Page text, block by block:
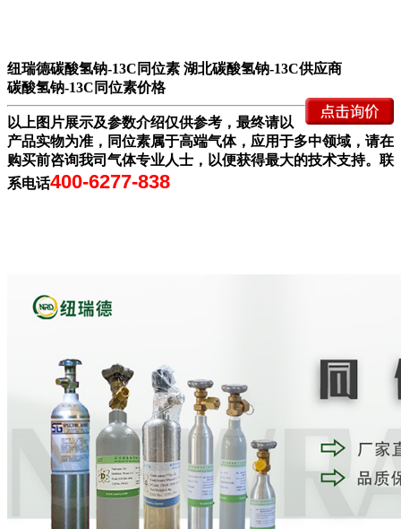
纽瑞德碳酸氢钠-13C 同位素 湖北碳酸氢钠-13C供应商
碳酸氢钠-13C 同位素价格
以上图片展示及参数介绍仅供参考，最终请以
产品实物为准，同位素属于高端气体，应用于多中领域，请在
购买前咨询我司气体专业人士，以便获得最大的技术支持。联
系电话400-6277-838